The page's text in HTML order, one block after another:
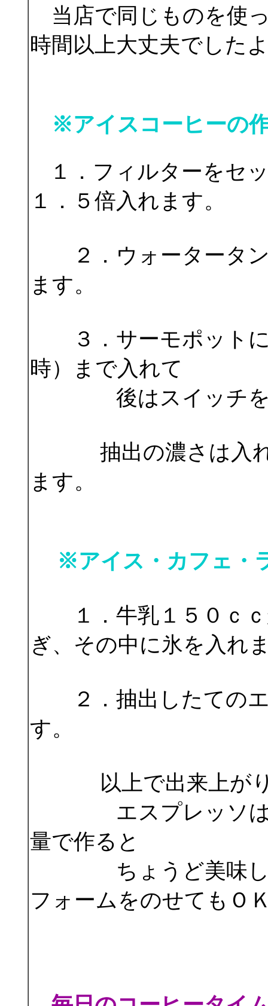
当店で同じものを使
時間以上大丈夫でした
※アイスコーヒーの
１．フィルターをセ
１．５倍入れます。
２．ウォータータン
ます。
３．サーモポットに
時）まで入れて
後はスイッチを
抽出の濃さは入
ます。
※アイス・カフェ・
１．牛乳１５０ｃ
ぎ、その中に氷を入れ
２．抽出したてのエ
す。
以上で出来上が
エスプレッソは濃
量で作ると
ちょうど美味しく
フォームをのせてもＯ